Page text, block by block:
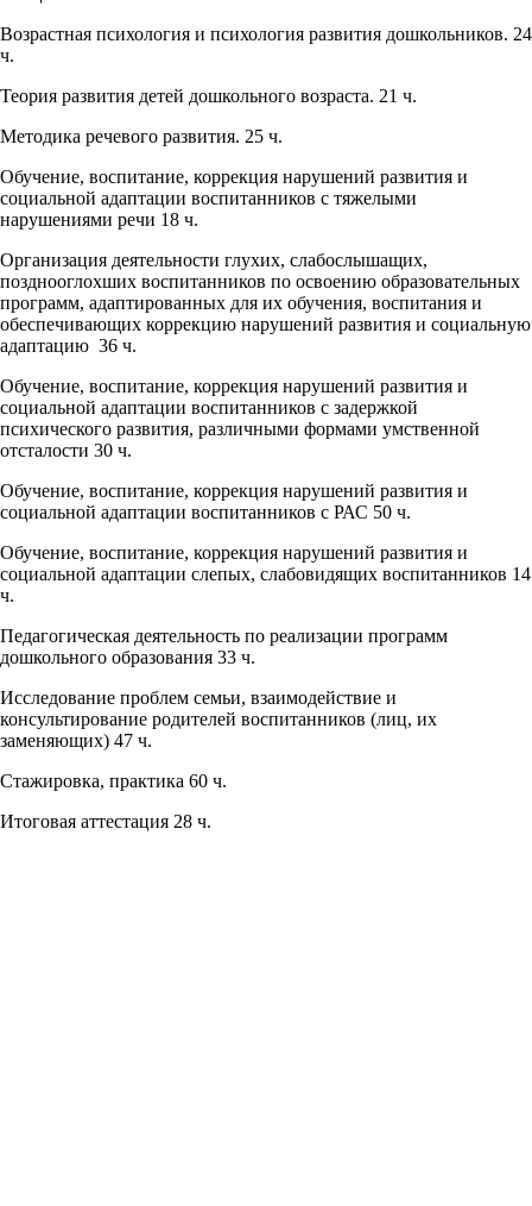
Возрастная психология и психология развития дошкольников. 24
ч.
Теория развития детей дошкольного возраста. 21 ч.
Методика речевого развития. 25 ч.
Обучение, воспитание, коррекция нарушений развития и
социальной адаптации воспитанников с тяжелыми
нарушениями речи 18 ч.
Организация деятельности глухих, слабослышащих,
позднооглохших воспитанников по освоению образовательных
программ, адаптированных для их обучения, воспитания и
обеспечивающих коррекцию нарушений развития и социальную
адаптацию 36 ч.
Обучение, воспитание, коррекция нарушений развития и
социальной адаптации воспитанников с задержкой
психического развития, различными формами умственной
отсталости 30 ч.
Обучение, воспитание, коррекция нарушений развития и
социальной адаптации воспитанников с РАС 50 ч.
Обучение, воспитание, коррекция нарушений развития и
социальной адаптации слепых, слабовидящих воспитанников 14
ч.
Педагогическая деятельность по реализации программ
дошкольного образования 33 ч.
Исследование проблем семьи, взаимодействие и
консультирование родителей воспитанников (лиц, их
заменяющих) 47 ч.
Стажировка, практика 60 ч.
Итоговая аттестация 28 ч.